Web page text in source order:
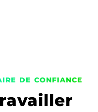
de confiance